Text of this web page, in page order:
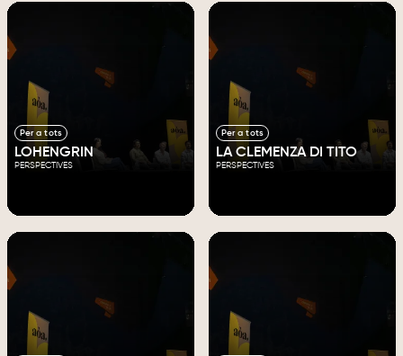
Per a tots
LOHENGRIN
PERSPECTIVES
Per a tots
LA CLEMENZA DI TITO
PERSPECTIVES